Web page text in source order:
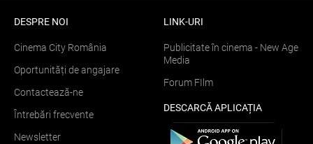
DESPRE NOI
Cinema City România
Oportunități de angajare
Contactează-ne
Întrebări frecvente
Newsletter
LINK-URI
Publicitate în cinema - New Age
Media
Forum FIlm
DESCARCĂ APLICAȚIA